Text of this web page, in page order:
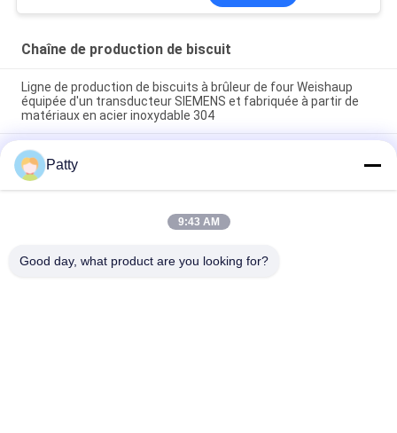
Chaîne de production de biscuit
Ligne de production de biscuits à brûleur de four Weishaup
équipée d'un transducteur SIEMENS et fabriquée à partir de
matériaux en acier inoxydable 304
Ligne de production de chapelure pour brûleur de four
Weishaupt, Ligne de traitement automatisée de chapelure de
la société ABC pour une production constante
Équipement de transformation alimentaire Ligne de
production de biscuits automatique 800KG contrôlée par API
Patty
9:43 AM
Good day, what product are you looking for?